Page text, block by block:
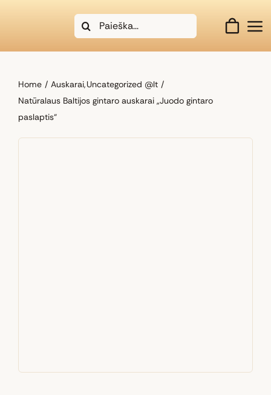
Search
for:
Home Auskarai Uncategorized @lt
Natūralaus Baltijos gintaro auskarai „Juodo gintaro
paslaptis“